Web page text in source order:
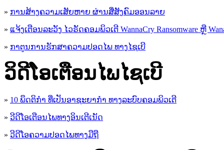
» ການສ້າງຄວາມເສັຍຫາຍ ຜ່ານສື່ສັງຄົມອອນລາຍ
» ແຈ້ງເຕືອນລະວັງ ໄວຣັດຄອມພິວເຕີ WannaCry Ransomware ຫຼື
» ກາຕູນການຮັກສາຄວາມປອດໄພ ທາງໄຊເບີ
ວິດີໂອເຕືອນໄພໄຊເບີ
» 10 ພຶດຕິກໍາ ທີ່ເປັນອາຊະຍາກໍາ ທາງລະບົບຄອມພິວເຕີ
» ວີດີໂອເຕືອນໄພທາງອິນເຕີເນັດ
» ວ​ີ​ດີ​ໂອ​ຄວາມ​ປອດ​ໄພ​ທາງ​ມື​ຖື